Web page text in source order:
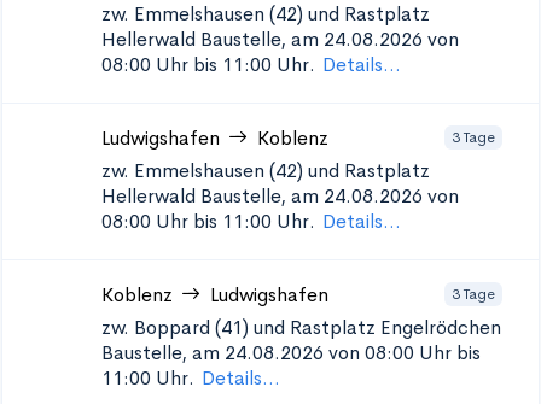
zw. Emmelshausen (42) und Rastplatz
Hellerwald Baustelle, am 24.08.2026 von
08:00 Uhr bis 11:00 Uhr. Details...
Ludwigshafen Koblenz 3 Tage
zw. Emmelshausen (42) und Rastplatz
Hellerwald Baustelle, am 24.08.2026 von
08:00 Uhr bis 11:00 Uhr. Details...
Koblenz Ludwigshafen 3 Tage
zw. Boppard (41) und Rastplatz Engelrödchen
Baustelle, am 24.08.2026 von 08:00 Uhr bis
11:00 Uhr. Details...